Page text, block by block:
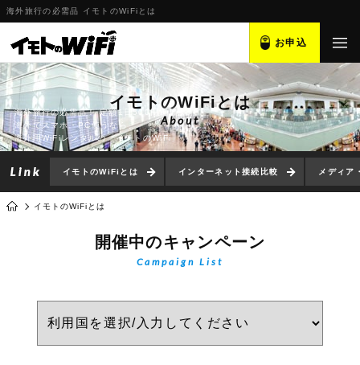
海外旅行の必需品 イモトのWiFiとは
お申込
イモトのWiFiとは
About
イモトのWiFiとは インターネット接続比較 メディア
イモトのWiFiとは
開催中のキャンペーン
Campaign List
海外旅行の必需品！ 定額1日500円～
海外でスマホ・PC使うなら、
海外用WiFiレンタルの「イモトのWiFi」